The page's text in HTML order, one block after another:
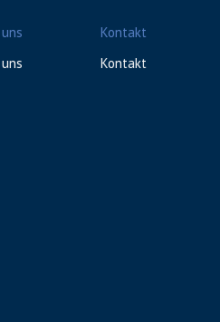
Kontakt
Kontakt